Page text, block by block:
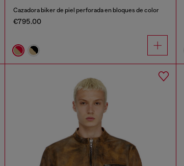
Cazadora biker de piel perforada en bloques de color
€795.00